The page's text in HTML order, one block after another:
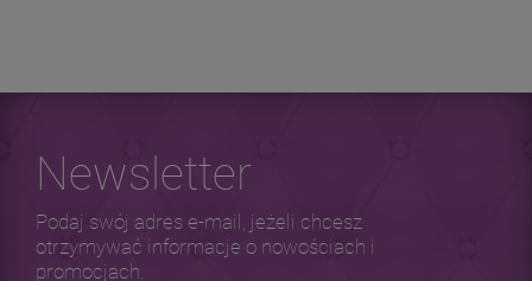
Newsletter
Podaj swój adres e-mail, jeżeli chcesz
otrzymywać informacje o nowościach i
promocjach.